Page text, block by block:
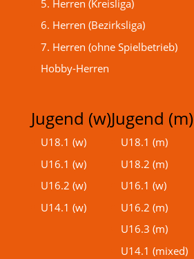
5. Herren (Kreisliga)
6. Herren (Bezirksliga)
7. Herren (ohne Spielbetrieb)
Hobby-Herren
Jugend (w)
U18.1 (w)
U16.1 (w)
U16.2 (w)
U14.1 (w)
Jugend (m)
U18.1 (m)
U18.2 (m)
U16.1 (w)
U16.2 (m)
U16.3 (m)
U14.1 (mixed)